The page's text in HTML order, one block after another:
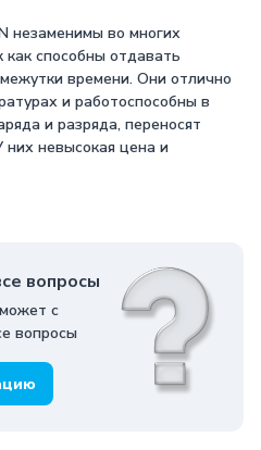
незаменимы во многих
как способны отдавать
времени. Они отлично
и работоспособны в
и разряда, переносят
невысокая цена и
вопросы
с
вопросы